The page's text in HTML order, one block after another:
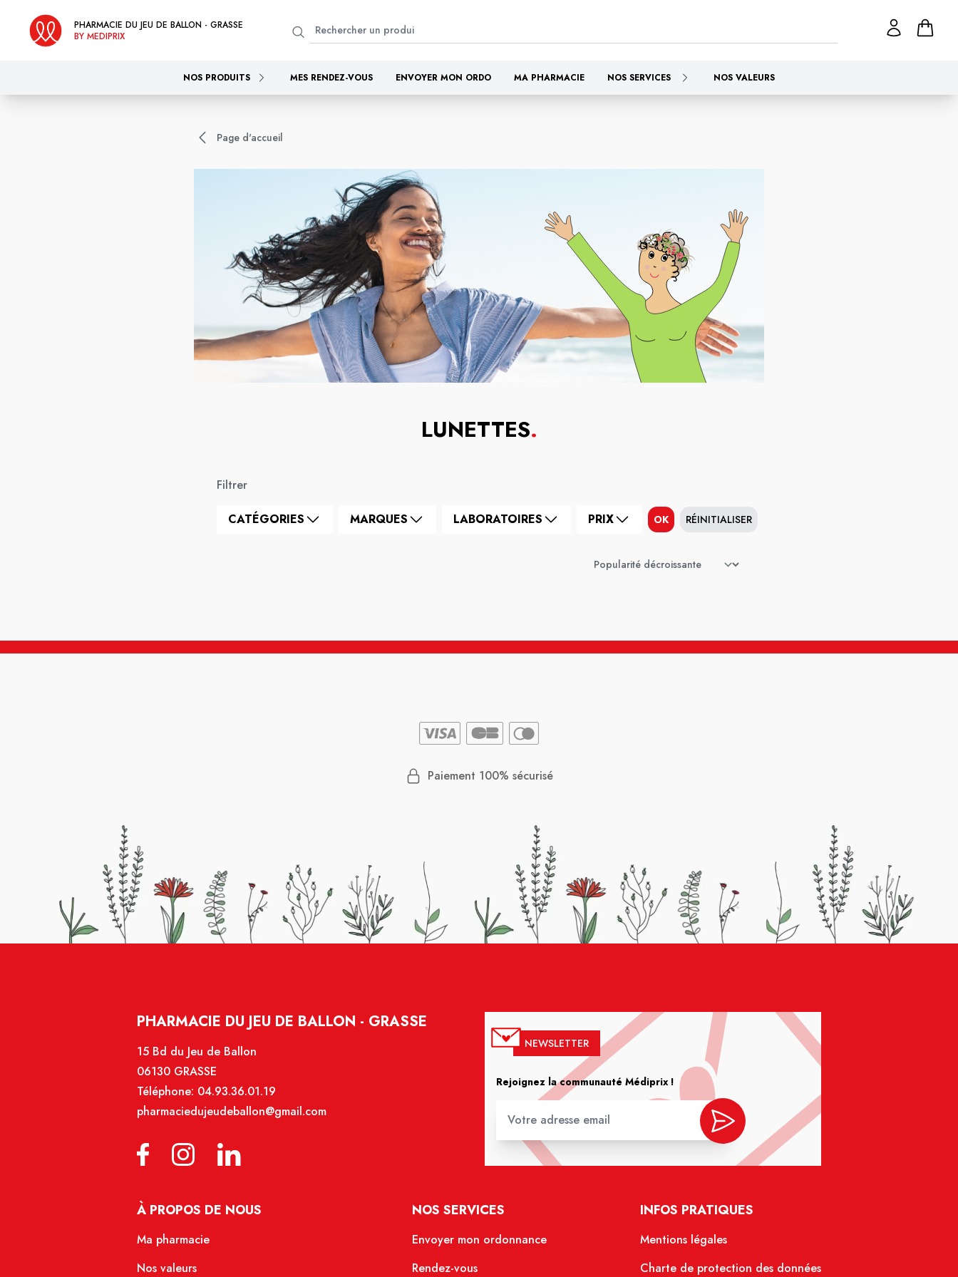
PHARMACIE DU JEU DE BALLON - GRASSE
BY MEDIPRIX
NOS PRODUITS MES RENDEZ-VOUS ENVOYER MON ORDO MA PHARMACIE NOS SERVICES NOS VALEURS
Page d'accueil
LUNETTES.
Filtrer
CATÉGORIES MARQUES LABORATOIRES PRIX OK RÉINITIALISER
Paiement 100% sécurisé
PHARMACIE DU JEU DE BALLON - GRASSE
15 Bd du Jeu de Ballon
06130 GRASSE
Téléphone: 04.93.36.01.19
pharmaciedujeudeballon@gmail.com
NEWSLETTER
Rejoignez la communauté Médiprix !
À PROPOS DE NOUS
Ma pharmacie
Nos valeurs
NOS SERVICES
Envoyer mon ordonnance
Rendez-vous
INFOS PRATIQUES
Mentions légales
Charte de protection des données